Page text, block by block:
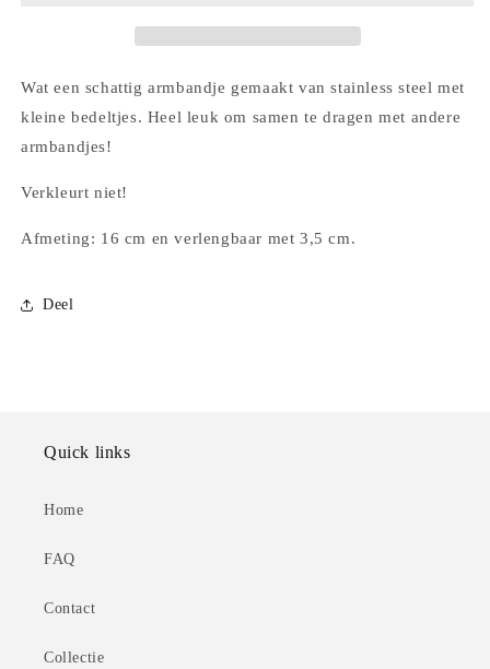
hartje
Wat een schattig armbandje gemaakt van stainless steel met
kleine bedeltjes. Heel leuk om samen te dragen met andere
armbandjes!
Verkleurt niet!
Afmeting: 16 cm en verlengbaar met 3,5 cm.
Deel
Quick links
Home
FAQ
Contact
Collectie